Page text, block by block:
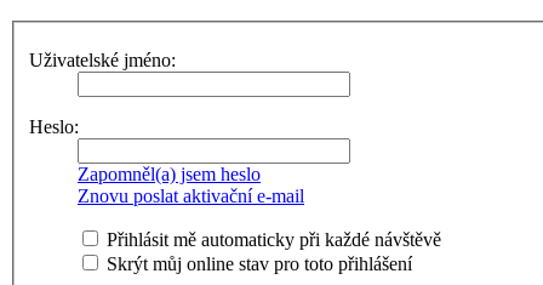
Uživatelské jméno:
Heslo:
Zapomněl(a) jsem heslo
Znovu poslat aktivační e-mail
Přihlásit mě automaticky při každé návštěvě
Skrýt můj online stav pro toto přihlášení